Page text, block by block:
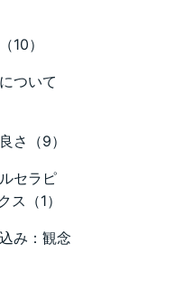
10）
ついて
さ（9）
セラピ
（1）
み：観念